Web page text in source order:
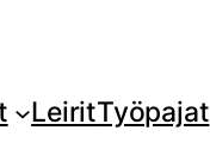
LeiritTyöpajat